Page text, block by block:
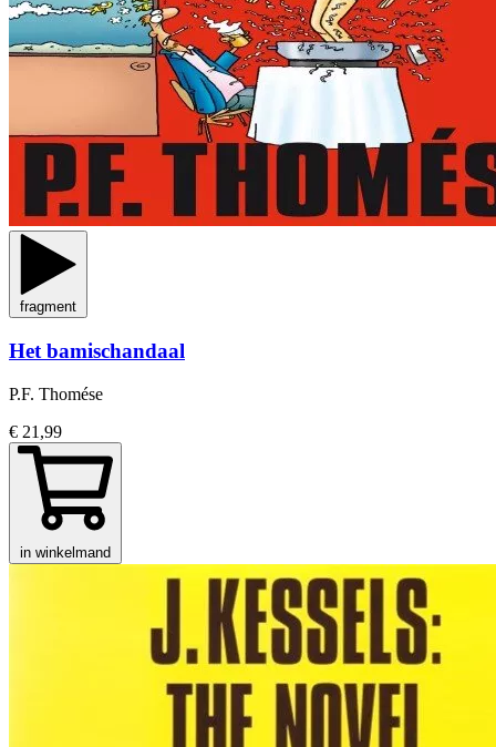
fragment
Het bamischandaal
P.F. Thomése
€ 21,99
in winkelmand